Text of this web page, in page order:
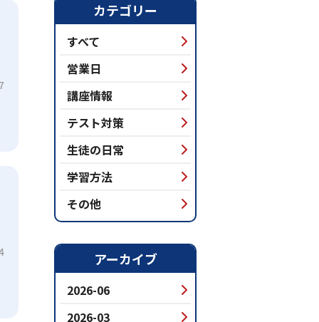
カテゴリー
すべて
営業日
講座情報
テスト対策
生徒の日常
学習方法
その他
アーカイブ
2026-06
2026-03